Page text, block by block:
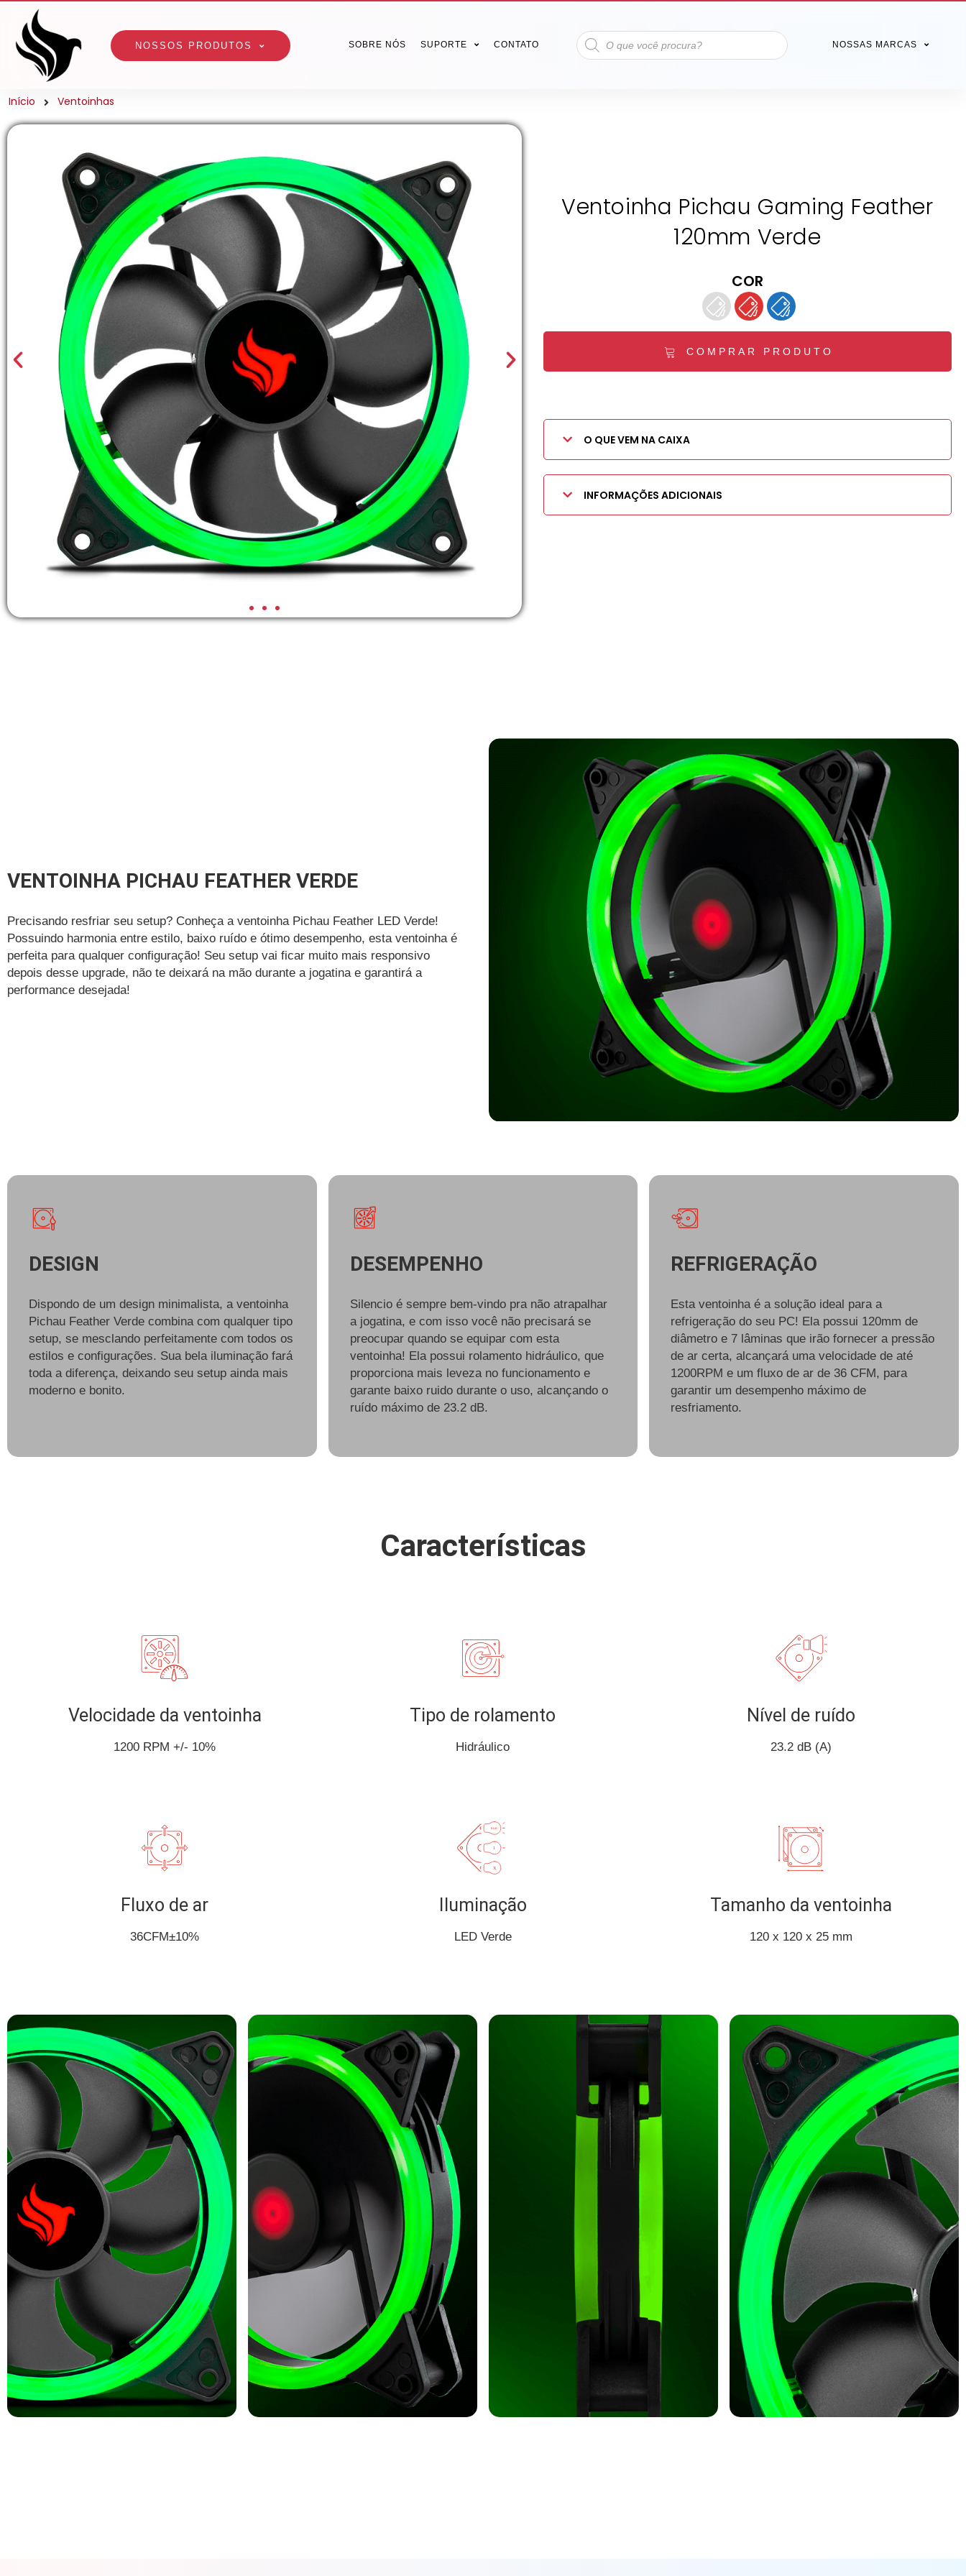
NOSSOS PRODUTOS SOBRE NÓS SUPORTE CONTATO NOSSAS MARCAS
Início Ventoinhas
Ventoinha Pichau Gaming Feather
120mm Verde
COR
COMPRAR PRODUTO
O QUE VEM NA CAIXA
INFORMAÇÕES ADICIONAIS
VENTOINHA PICHAU FEATHER VERDE
Precisando resfriar seu setup? Conheça a ventoinha Pichau Feather LED Verde!
Possuindo harmonia entre estilo, baixo ruído e ótimo desempenho, esta ventoinha é
perfeita para qualquer configuração! Seu setup vai ficar muito mais responsivo
depois desse upgrade, não te deixará na mão durante a jogatina e garantirá a
performance desejada!
DESIGN
Dispondo de um design minimalista, a ventoinha
Pichau Feather Verde combina com qualquer tipo
setup, se mesclando perfeitamente com todos os
estilos e configurações. Sua bela iluminação fará
toda a diferença, deixando seu setup ainda mais
moderno e bonito.
DESEMPENHO
Silencio é sempre bem-vindo pra não atrapalhar
a jogatina, e com isso você não precisará se
preocupar quando se equipar com esta
ventoinha! Ela possui rolamento hidráulico, que
proporciona mais leveza no funcionamento e
garante baixo ruido durante o uso, alcançando o
ruído máximo de 23.2 dB.
REFRIGERAÇÃO
Esta ventoinha é a solução ideal para a
refrigeração do seu PC! Ela possui 120mm de
diâmetro e 7 lâminas que irão fornecer a pressão
de ar certa, alcançará uma velocidade de até
1200RPM e um fluxo de ar de 36 CFM, para
garantir um desempenho máximo de
resfriamento.
Características
Velocidade da ventoinha
1200 RPM +/- 10%
Tipo de rolamento
Hidráulico
Nível de ruído
23.2 dB (A)
Fluxo de ar
36CFM±10%
Iluminação
LED Verde
Tamanho da ventoinha
120 x 120 x 25 mm